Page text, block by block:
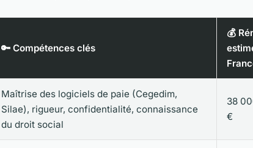
🔑 Compétences clés
💰
Maîtrise des logiciels de paie (Cegedim,
Silae), rigueur, confidentialité, connaissance
du droit social
38
€